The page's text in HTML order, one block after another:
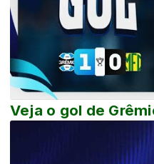
Veja o gol de